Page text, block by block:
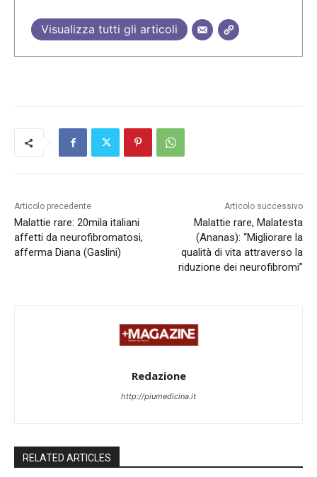
Visualizza tutti gli articoli
Articolo precedente
Malattie rare: 20mila italiani
affetti da neurofibromatosi,
afferma Diana (Gaslini)
Articolo successivo
Malattie rare, Malatesta
(Ananas): “Migliorare la
qualità di vita attraverso la
riduzione dei neurofibromi”
Redazione
http://piumedicina.it
RELATED ARTICLES